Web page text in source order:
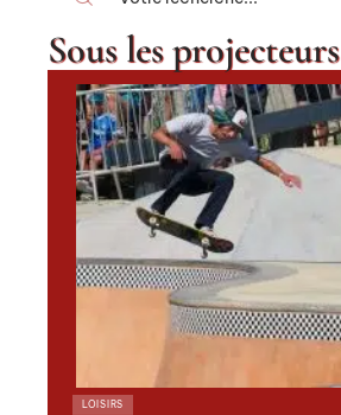
Sous les projecteurs
LOISIRS